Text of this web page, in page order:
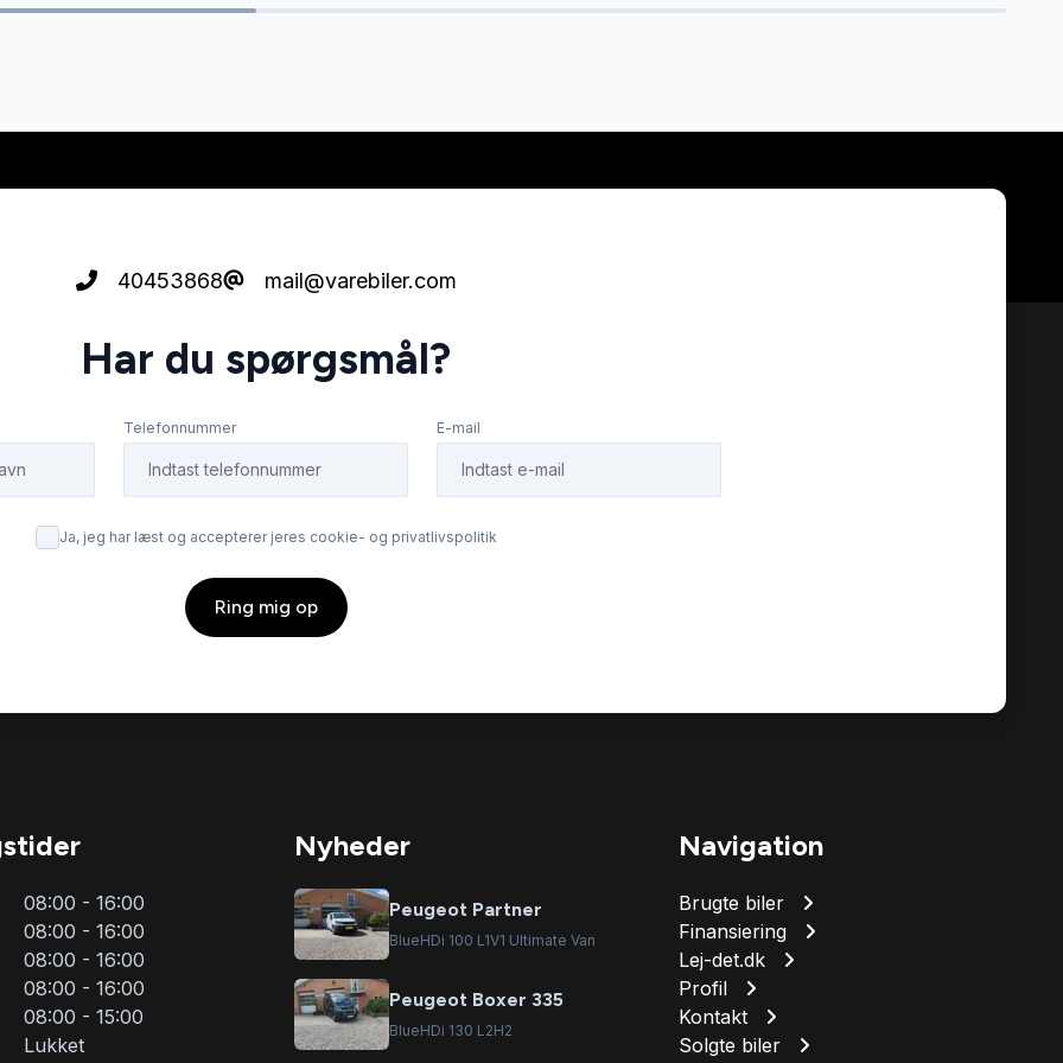
40453868 mail@varebiler.com
Har du spørgsmål?
Telefonnummer E-mail
Ja, jeg har læst og accepterer jeres cookie- og privatlivspolitik
Ring mig op
08:00 - 16:00
08:00 - 16:00
08:00 - 16:00
08:00 - 16:00
08:00 - 15:00
Lukket
Nyheder
Peugeot Partner
BlueHDi 100 L1V1 Ultimate Van
Peugeot Boxer 335
BlueHDi 130 L2H2
Navigation
Brugte biler
Finansiering
Lej-det.dk
Profil
Kontakt
Solgte biler